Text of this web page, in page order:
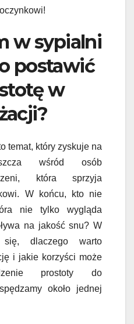
w sypialni
postawić
w
temat, który zyskuje na
wśród osób
która sprzyja
W końcu, kto nie
nie tylko wygląda
na jakość snu? W
się, dlaczego warto
i jakie korzyści może
prostoty do
około jednej